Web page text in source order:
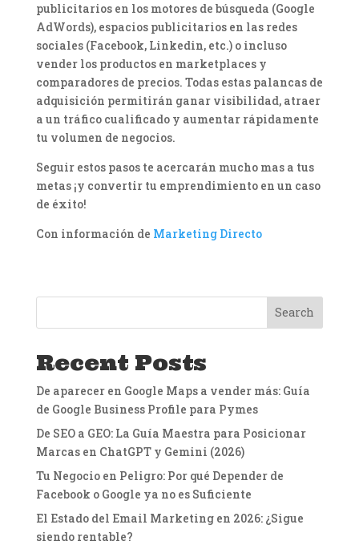
publicitarios en los motores de búsqueda (Google
AdWords), espacios publicitarios en las redes
sociales (Facebook, Linkedin, etc.) o incluso
vender los productos en marketplaces y
comparadores de precios. Todas estas palancas de
adquisición permitirán ganar visibilidad, atraer
a un tráfico cualificado y aumentar rápidamente
tu volumen de negocios.
Seguir estos pasos te acercarán mucho mas a tus
metas ¡y convertir tu emprendimiento en un caso
de éxito!
Con información de Marketing Directo
Search
Recent Posts
De aparecer en Google Maps a vender más: Guía
de Google Business Profile para Pymes
De SEO a GEO: La Guía Maestra para Posicionar
Marcas en ChatGPT y Gemini (2026)
Tu Negocio en Peligro: Por qué Depender de
Facebook o Google ya no es Suficiente
El Estado del Email Marketing en 2026: ¿Sigue
siendo rentable?